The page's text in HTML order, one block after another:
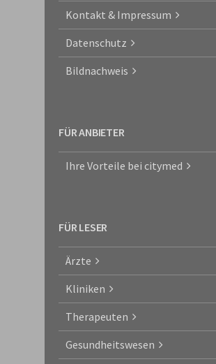
Kontakt & Impressum
Datenschutz
Bildnachweis
FÜR ANBIETER
Ihre Vorteile bei citymed
FÜR LESER
Ärzte
Kliniken
Therapeuten
Gesundheitswesen